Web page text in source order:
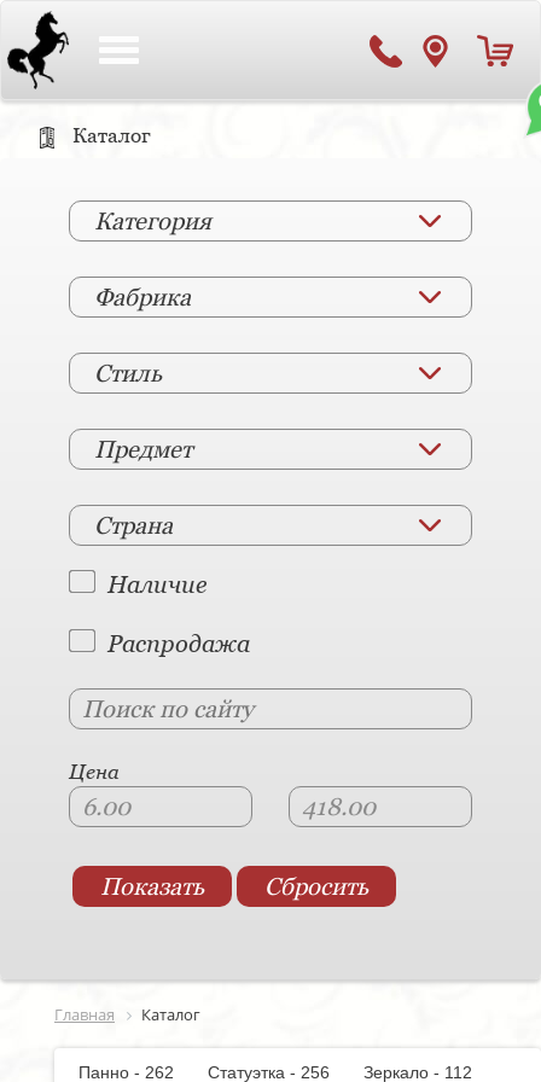
Каталог
Категория
Фабрика
Стиль
Предмет
Страна
Наличие
Распродажа
Цена
Главная Каталог
Панно - 262 Статуэтка - 256
Зеркало - 112